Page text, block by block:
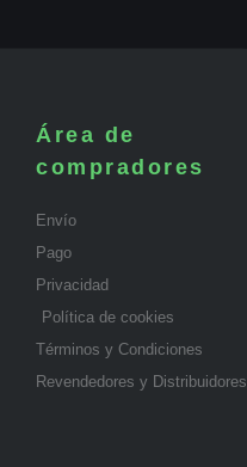
Área de
compradores
Envío
Pago
Privacidad
Política de cookies
Términos y Condiciones
Revendedores y Distribuidores